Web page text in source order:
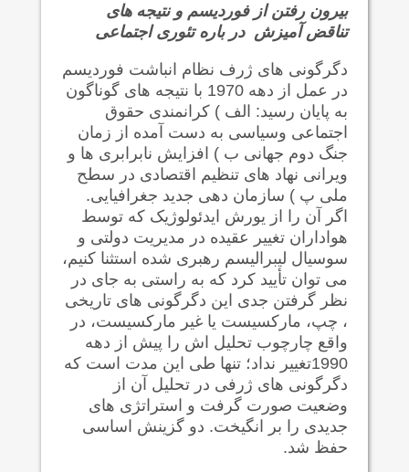
بیرون رفتن از فوردیسم و نتیجه های
تناقض آمیزش در باره تئوری اجتماعی
دگرگونی های ژرف نظام انباشت فوردیسم
در عمل از دهه 1970 با نتیجه های گوناگون
به پایان رسید: الف ) کرانمندی حقوق
اجتماعی وسیاسی به دست آمده از زمان
جنگ دوم جهانی ب ) افزایش نابرابری ها و
ویرانی نهاد های تنظیم اقتصادی در سطح
ملی پ ) سازمان دهی جدید جغرافیایی.
اگر آن را از یورش ایدئولوژیک که توسط
هواداران تغییر عقیده در مدیریت دولتی و
سوسیال لیبرالیسم رهبری شده استثنا کنیم،
می توان تأیید کرد که به راستی به جای در
نظر گرفتن جدی این دگرگونی های تاریخی
، چپ، مارکسیست یا غیر مارکسیست، در
واقع چارچوب تحلیل اش را پیش از دهه
1990تغییر نداد؛ تنها طی این مدت است که
دگرگونی های ژرفی در تحلیل آن از
وضعیت صورت گرفت و استراتژی های
جدیدی را بر انگیخت. دو گزینش اساسی
حفظ شد.